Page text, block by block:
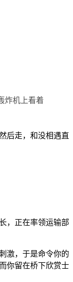
炸机上看着
后走，和没相遇直
，正在率领运输部
激，于是命令你的
你留在桥下欣赏士